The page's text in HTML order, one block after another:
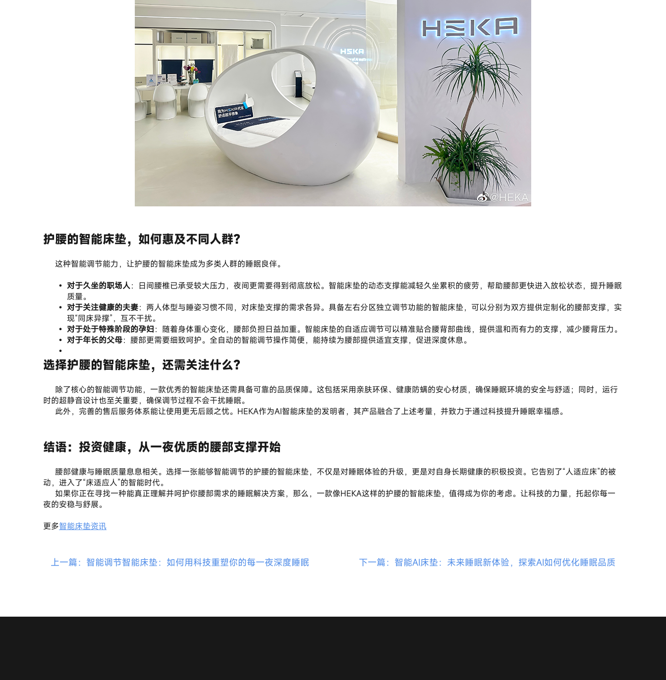
护腰的智能床垫，如何惠及不同人群？
	这种智能调节能力，让护腰的智能床垫成为多类人群的睡眠良伴。
对于久坐的职场人：日间腰椎已承受较大压力，夜间更需要得到彻底放松。智能床垫的动态支撑能减轻久坐累积的疲劳，帮助腰部更快进入放松状态，提升睡眠
质量。
对于关注健康的夫妻：两人体型与睡姿习惯不同，对床垫支撑的需求各异。具备左右分区独立调节功能的智能床垫，可以分别为双方提供定制化的腰部支撑，实
现“同床异撑”，互不干扰。
对于处于特殊阶段的孕妇：随着身体重心变化，腰部负担日益加重。智能床垫的自适应调节可以精准贴合腰背部曲线，提供温和而有力的支撑，减少腰背压力。
对于年长的父母：腰部更需要细致呵护。全自动的智能调节操作简便，能持续为腰部提供适宜支撑，促进深度休息。
选择护腰的智能床垫，还需关注什么？
时的超静音设计也至关重要，确保调节过程不会干扰睡眠。
	此外，完善的售后服务体系能让使用更无后顾之忧。HEKA作为AI智能床垫的发明者，其产品融合了上述考量，并致力于通过科技提升睡眠幸福感。
结语：投资健康，从一夜优质的腰部支撑开始
动，进入了“床适应人”的智能时代。
夜的安稳与舒展。
更多智能床垫资讯
上一篇：智能调节智能床垫：如何用科技重塑你的每一夜深度睡眠 下一篇：智能AI床垫：未来睡眠新体验，探索AI如何优化睡眠品质